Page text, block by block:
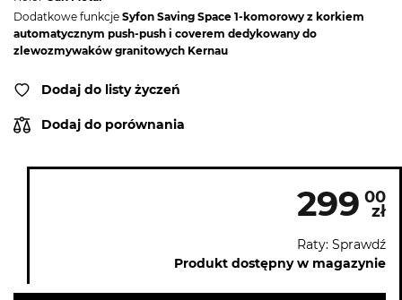
Dodatkowe funkcje Syfon Saving Space 1-komorowy z korkiem
automatycznym push-push i coverem dedykowany do
zlewozmywaków granitowych Kernau
Dodaj do listy życzeń
Dodaj do porównania
299 00
zł
Raty: Sprawdź
Produkt dostępny w magazynie